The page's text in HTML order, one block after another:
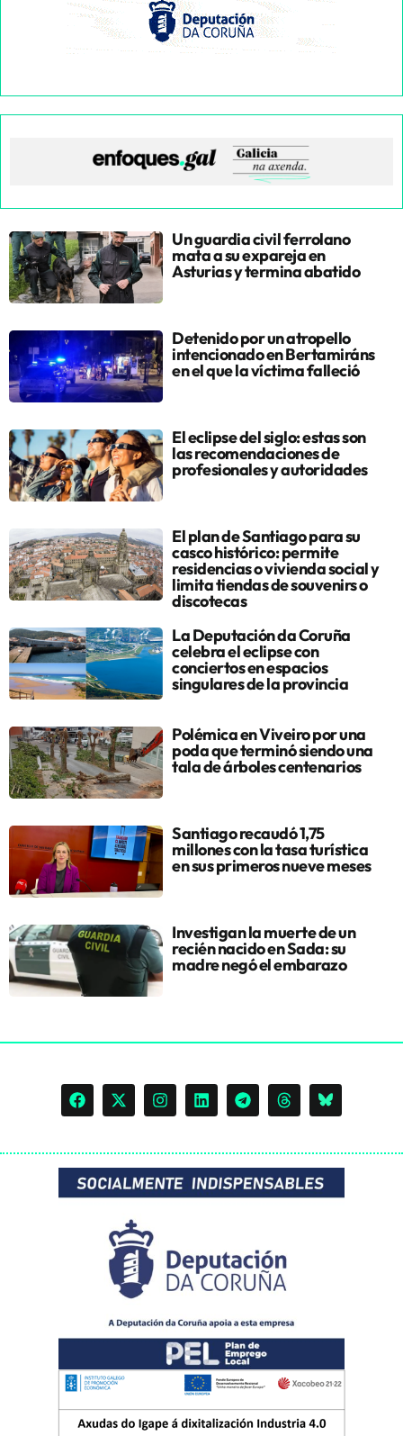
Un guardia civil ferrolano
mata a su expareja en
Asturias y termina abatido
Detenido por un atropello
intencionado en Bertamiráns
en el que la víctima falleció
El eclipse del siglo: estas son
las recomendaciones de
profesionales y autoridades
El plan de Santiago para su
casco histórico: permite
residencias o vivienda social y
limita tiendas de souvenirs o
discotecas
La Deputación da Coruña
celebra el eclipse con
conciertos en espacios
singulares de la provincia
Polémica en Viveiro por una
poda que terminó siendo una
tala de árboles centenarios
Santiago recaudó 1,75
millones con la tasa turística
en sus primeros nueve meses
Investigan la muerte de un
recién nacido en Sada: su
madre negó el embarazo